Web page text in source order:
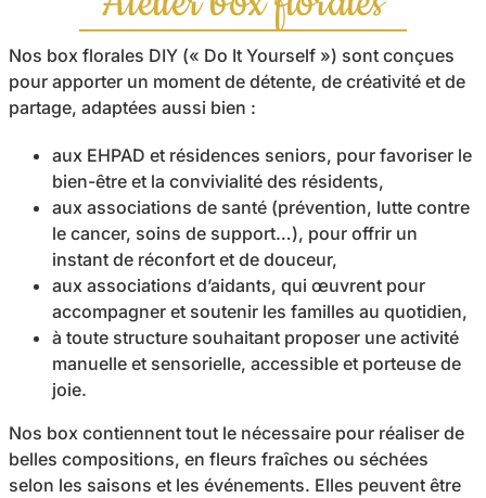
Activités Florales et Créatives
Le blog
A propos
Contact
Nos box florales DIY (« Do It Yourself ») sont conçues
pour apporter un moment de détente, de créativité et de
partage, adaptées aussi bien :
aux EHPAD et résidences seniors, pour favoriser le
bien-être et la convivialité des résidents,
aux associations de santé (prévention, lutte contre
le cancer, soins de support…), pour offrir un
instant de réconfort et de douceur,
aux associations d’aidants, qui œuvrent pour
accompagner et soutenir les familles au quotidien,
à toute structure souhaitant proposer une activité
manuelle et sensorielle, accessible et porteuse de
joie.
Nos box contiennent tout le nécessaire pour réaliser de
belles compositions, en fleurs fraîches ou séchées
selon les saisons et les événements. Elles peuvent être